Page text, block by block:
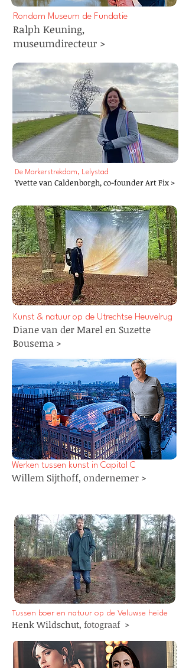
Rondom Museum de Fundatie
Ralph Keuning,
museumdirecteur >
De Markerstrekdam, Lelystad
Yvette van Caldenborgh,co-founder Art Fix >
Kunst & natuur op de Utrechtse Heuvelrug
Diane van der Marel en Suzette
Bousema >
Werken tussen kunst in Capital C
Willem Sijthoff, ondernemer >
Tussen boer en natuur op de Veluwse heide
Henk Wildschut, fotograaf >